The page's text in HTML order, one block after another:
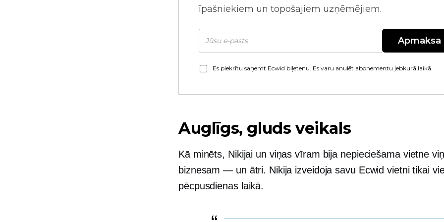
īpašniekiem un topošajiem uzņēmējiem.
Apmaksa
Es piekrītu saņemt Ecwid biļetenu. Es varu anulēt abonementu jebkurā laikā.
Auglīgs, gluds veikals
Kā minēts, Nikijai un viņas vīram bija nepieciešama vietne
biznesam — un ātri. Nikija izveidoja savu Ecwid vietni tikai
pēcpusdienas laikā.